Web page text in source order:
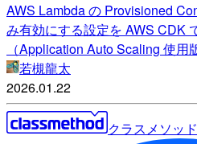
AWS Lambda の Provisioned
み有効にする設定を AWS CDK
（Application Auto Scaling 使用
若槻龍太
2026.01.22
クラスメソッ